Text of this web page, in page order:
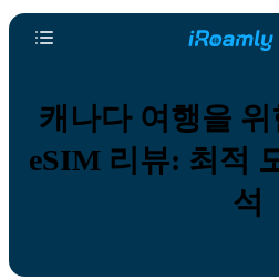
캐나다 여행을 위
eSIM 리뷰: 최적
석